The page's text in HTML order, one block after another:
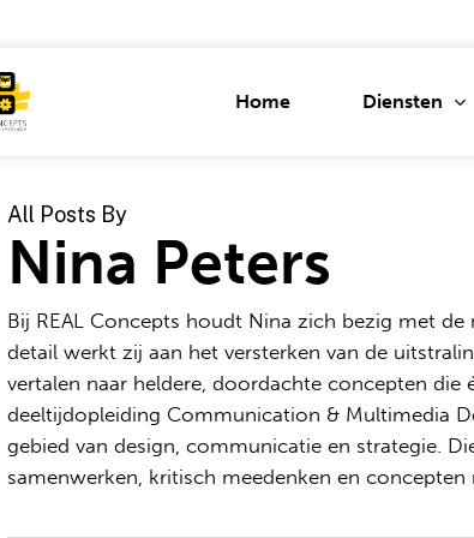
Home Diensten
REAL Calibrate
Campagnes
Business
development
TMA management,
bedrijfscultuur en
DNA
Animatie
Conceptontwikkeling
Grafische vormgeving
Illustraties
UX & UI
Huisstijlontwikkeling
All Posts By
Nina Peters
Bij REAL Concepts houdt Nina zich bezig met
detail werkt zij aan het versterken van de
vertalen naar heldere, doordachte concepten die
deeltijdopleiding Communication & Multimedia
gebied van design, communicatie en strategie.
samenwerken, kritisch meedenken en concepten